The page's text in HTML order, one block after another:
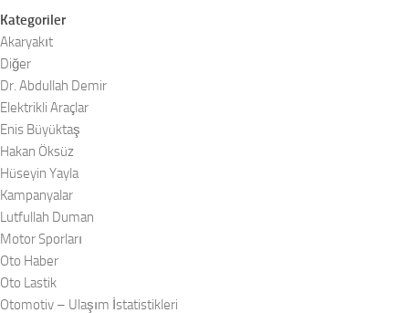
Kategoriler
Akaryakıt
Diğer
Dr. Abdullah Demir
Elektrikli Araçlar
Enis Büyüktaş
Hakan Öksüz
Hüseyin Yayla
Kampanyalar
Lutfullah Duman
Motor Sporları
Oto Haber
Oto Lastik
Otomotiv – Ulaşım İstatistikleri